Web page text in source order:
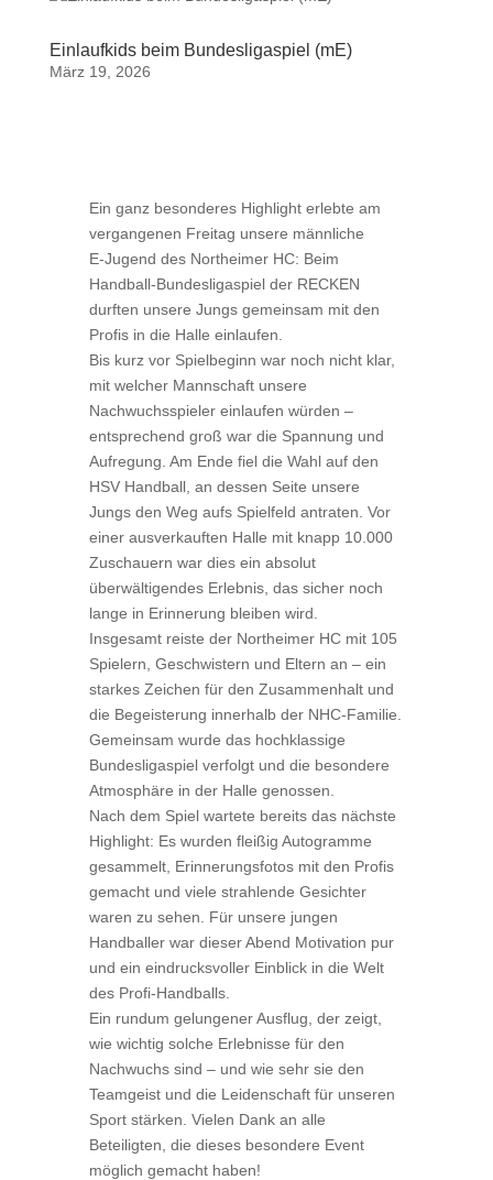
Einlaufkids beim Bundesligaspiel (mE)
März 19, 2026
Ein ganz besonderes Highlight erlebte am
vergangenen Freitag unsere männliche
E‑Jugend des Northeimer HC: Beim
Handball‑Bundesligaspiel der RECKEN
durften unsere Jungs gemeinsam mit den
Profis in die Halle einlaufen.
Bis kurz vor Spielbeginn war noch nicht klar,
mit welcher Mannschaft unsere
Nachwuchsspieler einlaufen würden –
entsprechend groß war die Spannung und
Aufregung. Am Ende fiel die Wahl auf den
HSV Handball, an dessen Seite unsere
Jungs den Weg aufs Spielfeld antraten. Vor
einer ausverkauften Halle mit knapp 10.000
Zuschauern war dies ein absolut
überwältigendes Erlebnis, das sicher noch
lange in Erinnerung bleiben wird.
Insgesamt reiste der Northeimer HC mit 105
Spielern, Geschwistern und Eltern an – ein
starkes Zeichen für den Zusammenhalt und
die Begeisterung innerhalb der NHC‑Familie.
Gemeinsam wurde das hochklassige
Bundesligaspiel verfolgt und die besondere
Atmosphäre in der Halle genossen.
Nach dem Spiel wartete bereits das nächste
Highlight: Es wurden fleißig Autogramme
gesammelt, Erinnerungsfotos mit den Profis
gemacht und viele strahlende Gesichter
waren zu sehen. Für unsere jungen
Handballer war dieser Abend Motivation pur
und ein eindrucksvoller Einblick in die Welt
des Profi‑Handballs.
Ein rundum gelungener Ausflug, der zeigt,
wie wichtig solche Erlebnisse für den
Nachwuchs sind – und wie sehr sie den
Teamgeist und die Leidenschaft für unseren
Sport stärken. Vielen Dank an alle
Beteiligten, die dieses besondere Event
möglich gemacht haben!